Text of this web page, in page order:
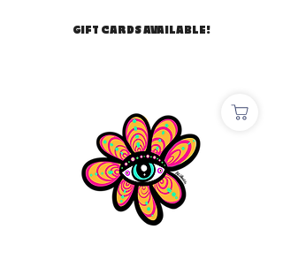
GIFT CARDS AVAILABLE!